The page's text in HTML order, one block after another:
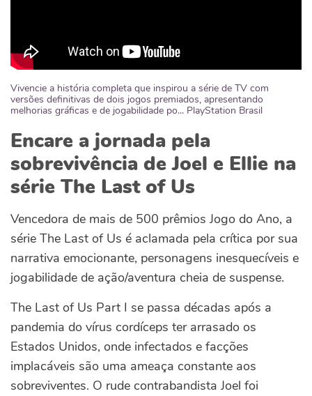
Vivencie a história completa que inspirou a série de TV com
versões definitivas de dois jogos premiados, apresentando
melhorias gráficas e de jogabilidade po... PlayStation Brasil
Encare a jornada pela
sobrevivência de Joel e Ellie na
série The Last of Us
Vencedora de mais de 500 prêmios Jogo do Ano, a
série The Last of Us é aclamada pela crítica por sua
narrativa emocionante, personagens inesquecíveis e
jogabilidade de ação/aventura cheia de suspense.
The Last of Us Part I se passa décadas após a
pandemia do vírus cordíceps ter arrasado os
Estados Unidos, onde infectados e facções
implacáveis são uma ameaça constante aos
sobreviventes. O rude contrabandista Joel foi